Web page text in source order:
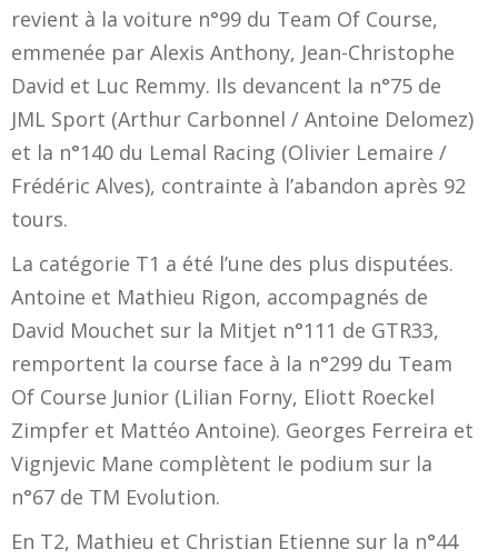
revient à la voiture n°99 du Team Of Course,
emmenée par Alexis Anthony, Jean-Christophe
David et Luc Remmy. Ils devancent la n°75 de
JML Sport (Arthur Carbonnel / Antoine Delomez)
et la n°140 du Lemal Racing (Olivier Lemaire /
Frédéric Alves), contrainte à l’abandon après 92
tours.
La catégorie T1 a été l’une des plus disputées.
Antoine et Mathieu Rigon, accompagnés de
David Mouchet sur la Mitjet n°111 de GTR33,
remportent la course face à la n°299 du Team
Of Course Junior (Lilian Forny, Eliott Roeckel
Zimpfer et Mattéo Antoine). Georges Ferreira et
Vignjevic Mane complètent le podium sur la
n°67 de TM Evolution.
En T2, Mathieu et Christian Etienne sur la n°44